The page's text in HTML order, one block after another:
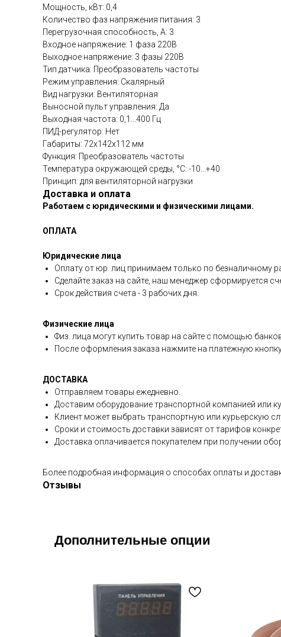
Мощность, кВт: 0,4
Количество фаз напряжения питания: 3
Перегрузочная способность, А: 3
Входное напряжение: 1 фаза 220В
Выходное напряжение: 3 фазы 220В
Тип датчика: Преобразователь частоты
Режим управления: Скалярный
Вид нагрузки: Вентиляторная
Выносной пульт управления: Да
Выходная частота: 0,1...400 Гц
ПИД-регулятор: Нет
Габариты: 72х142х112 мм
Функция: Преобразователь частоты
Температура окружающей среды, °C: -10...+40
Принцип: для вентиляторной нагрузки
Доставка и оплата
Работаем с юридическими и физическими лицами.
ОПЛАТА
Юридические лица
Оплату от юр. лиц принимаем только по безналичному
Сделайте заказ на сайте, наш менеджер сформируется
Срок действия счета - 3 рабочих дня.
Физические лица
Физ. лица могут купить товар на сайте с помощью
После оформления заказа нажмите на платежную
ДОСТАВКА
Отправляем товары ежедневно.
Доставим оборудование транспортной компанией или
Клиент может выбрать транспортную или курьерскую
Сроки и стоимость доставки зависят от тарифов
Доставка оплачивается покупателем при получении
Более подробная информация о способах оплаты и
Отзывы
Дополнительные опции